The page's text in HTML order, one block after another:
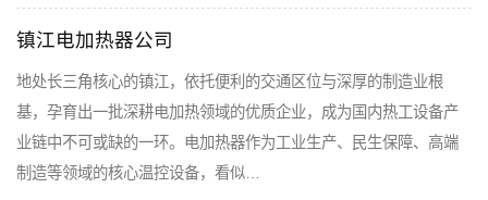
镇江电加热器公司
地处长三角核心的镇江，依托便利的交通区位与深厚的制造业根
基，孕育出一批深耕电加热领域的优质企业，成为国内热工设备产
业链中不可或缺的一环。电加热器作为工业生产、民生保障、高端
制造等领域的核心温控设备，看似…